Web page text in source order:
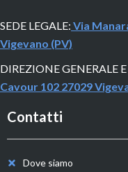
SEDE LEGALE: Via
Vigevano (PV)
DIREZIONE GENERALE
Cavour 102 27029
Contatti
Dove siamo